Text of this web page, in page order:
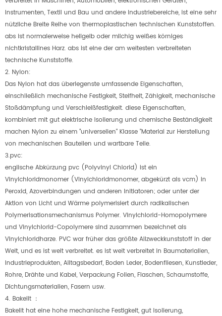
Instrumenten, Textil und Bau und andere Industriebereiche, ist eine sehr
nützliche Breite Reihe von thermoplastischen technischen Kunststoffen.
abs ist normalerweise hellgelb oder milchig weißes körniges
nichtkristallines Harz. abs ist eine der am weitesten verbreiteten
technische Kunststoffe.
2. Nylon:
Das Nylon hat das überlegenste umfassende Eigenschaften,
einschließlich mechanische Festigkeit, Steifheit, Zähigkeit, mechanische
Stoßdämpfung und Verschleißfestigkeit. diese Eigenschaften,
kombiniert mit gut elektrische Isolierung und chemische Beständigkeit
machen Nylon zu einem "universellen" Klasse "Material zur Herstellung
von mechanischen Bauteilen und wartbare Teile.
3.pvc:
englische Abkürzung pvc (Polyvinyl Chlorid) ist ein
Vinylchloridmonomer (Vinylchloridmonomer, abgekürzt als vcm) in
Peroxid, Azoverbindungen und anderen Initiatoren; oder unter der
Aktion von Licht und Wärme polymerisiert durch radikalischen
Polymerisationsmechanismus Polymer. Vinylchlorid-Homopolymere
und Vinylchlorid-Copolymere sind zusammen bezeichnet als
Vinylchloridharze. PVC war früher das größte Allzweckkunststoff in der
Welt, und es ist weit verbreitet. es ist weit verbreitet in Baumaterialien,
Industrieprodukten, Alltagsbedarf, Boden Leder, Bodenfliesen, Kunstleder,
Rohre, Drähte und Kabel, Verpackung Folien, Flaschen, Schaumstoffe,
Dichtungsmaterialien, Fasern usw.
4. Bakelit ：
Bakelit hat eine hohe mechanische Festigkeit, gut Isolierung,